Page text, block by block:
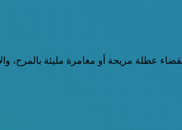
عطلة مريحة أو مغامرة مليئة